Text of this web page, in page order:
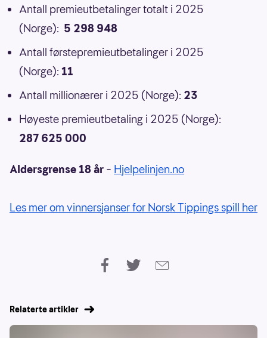
Antall premieutbetalinger totalt i 2025
(Norge): 5 298 948
Antall førstepremieutbetalinger i 2025
(Norge): 11
Antall millionærer i 2025 (Norge): 23
Høyeste premieutbetaling i 2025 (Norge):
287 625 000
Aldersgrense 18 år – Hjelpelinjen.no
Les mer om vinnersjanser for Norsk Tippings spill her
Relaterte artikler